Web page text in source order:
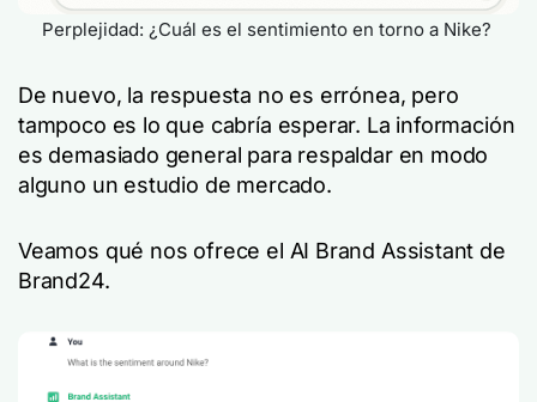
Perplejidad: ¿Cuál es el sentimiento en torno a Nike?
De nuevo, la respuesta no es errónea, pero
tampoco es lo que cabría esperar. La información
es demasiado general para respaldar en modo
alguno un estudio de mercado.
Veamos qué nos ofrece el AI Brand Assistant de
Brand24.